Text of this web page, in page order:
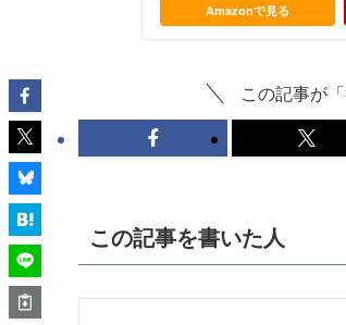
Amazonで見る
この記事が
この記事を書いた人